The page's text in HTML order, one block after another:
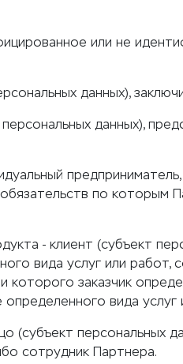
или не
данных),
данных),
по которым
- клиент (субъект
вида услуг или
которого заказчик
вида
(субъект персональных
сотрудник Партнера.